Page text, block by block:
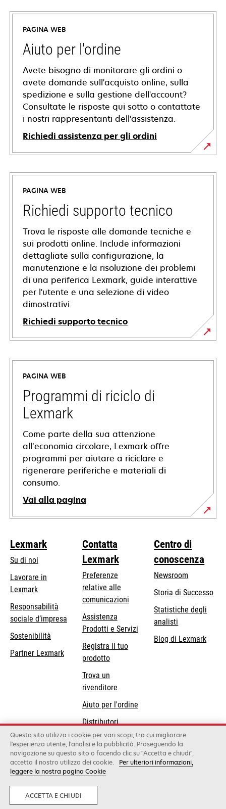
PAGINA WEB
Aiuto per l'ordine
Avete bisogno di monitorare gli ordini o
avete domande sull'acquisto online, sulla
spedizione e sulla gestione dell'account?
Consultate le risposte qui sotto o contattate
i nostri rappresentanti dell'assistenza.
Richiedi assistenza per gli ordini
PAGINA WEB
Richiedi supporto tecnico
Trova le risposte alle domande tecniche e
sui prodotti online. Include informazioni
dettagliate sulla configurazione, la
manutenzione e la risoluzione dei problemi
di una periferica Lexmark, guide interattive
per l'utente e una selezione di video
dimostrativi.
Richiedi supporto tecnico
si
apre
una
nuova
scheda
PAGINA WEB
Programmi di riciclo di
Lexmark
Come parte della sua attenzione
all’economia circolare, Lexmark offre
programmi per aiutare a riciclare e
rigenerare periferiche e materiali di
consumo.
Vai alla pagina
Lexmark
Su di noi
Lavorare in
Lexmark
Responsabilità
sociale d’impresa
scheda
Sostenibilità
Partner Lexmark
Contatta
Lexmark
Preferenze
relative alle
comunicazioni
Assistenza
Prodotti e Servizi
Registra il tuo
prodotto
Trova un
rivenditore
Aiuto per l'ordine
Distributori
Lexmark
Centro di
conoscenza
Newsroom
Storia di Successo
Statistiche degli
analisti
Blog di Lexmark
Lexmark International, Inc., a Xerox Company
©2026 Tutti i diritti sono riservati.
Generali
Whistleblowing
Questo sito utilizza i cookie per vari scopi, tra cui migliorare
l'esperienza utente, l'analisi e la pubblicità. Proseguendo la
navigazione su questo sito o facendo clic su "Accetta e chiudi",
accetta il nostro utilizzo dei cookie.
Per ulteriori informazioni,
leggere la nostra pagina Cookie
ACCETTA E CHIUDI